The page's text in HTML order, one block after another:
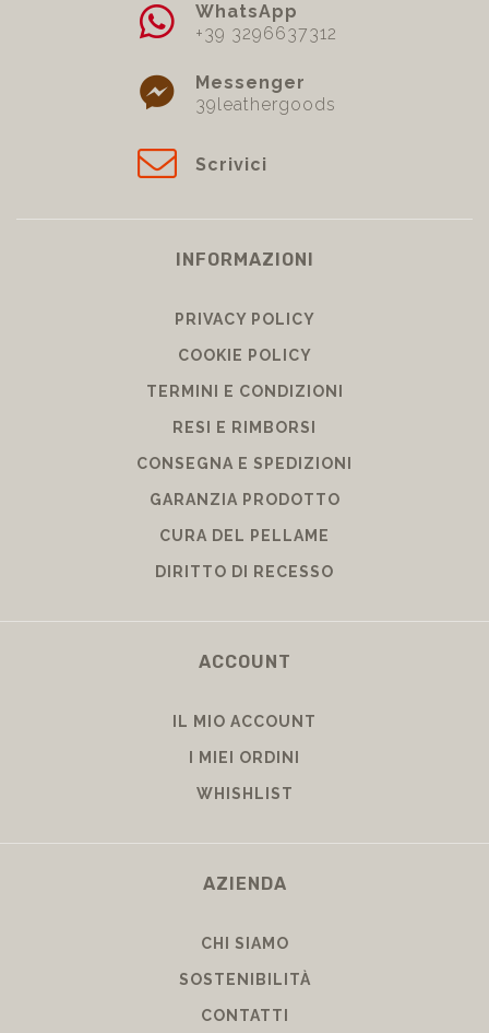
WhatsApp
+39 3296637312
Messenger
39leathergoods
Scrivici
INFORMAZIONI
PRIVACY POLICY
COOKIE POLICY
TERMINI E CONDIZIONI
RESI E RIMBORSI
CONSEGNA E SPEDIZIONI
GARANZIA PRODOTTO
CURA DEL PELLAME
DIRITTO DI RECESSO
ACCOUNT
IL MIO ACCOUNT
I MIEI ORDINI
WHISHLIST
AZIENDA
CHI SIAMO
SOSTENIBILITÀ
CONTATTI